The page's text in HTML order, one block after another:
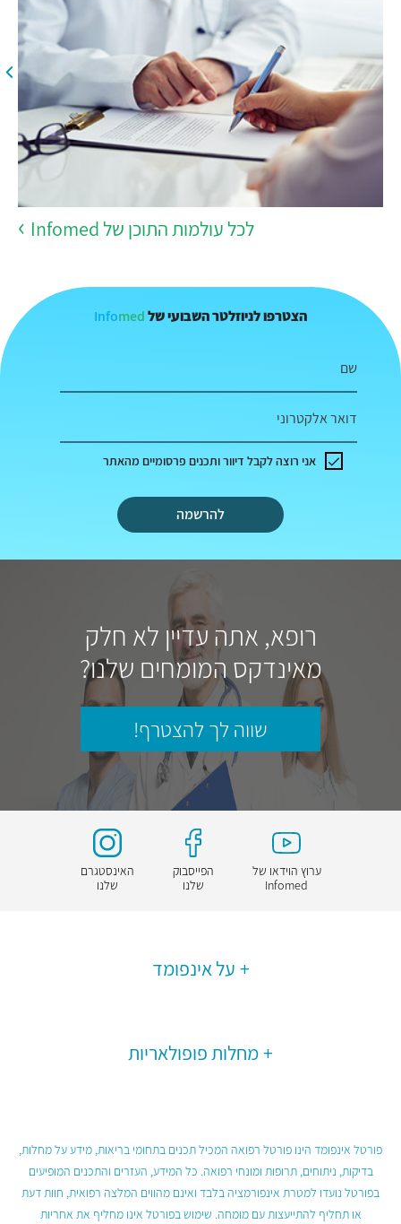
לכל עולמות התוכן של Infomed
הצטרפו לניוזלטר השבועי של Infomed
שם
דואר אלקטרוני
להרשמה
אני רוצה לקבל דיוור ותכנים פרסומיים מהאתר
רופא, אתה עדיין לא חלק
מאינדקס המומחים שלנו?
שווה לך להצטרף!
ערוץ הוידאו של
Infomed
הפייסבוק
שלנו
האינסטגרם
שלנו
על אינפומד
מחלות פופולאריות
פורטל אינפומד הינו פורטל רפואה המכיל תכנים בתחומי בריאות, מידע על מחלות,
בדיקות, ניתוחים, תרופות ומונחי רפואה. כל המידע, העזרים והתכנים המופיעים
בפורטל נועדו למטרת אינפורמציה בלבד ואינם מהווים המלצה רפואית, חוות דעת
או תחליף להתייעצות עם מומחה. שימוש בפורטל אינו מחליף את אחריות